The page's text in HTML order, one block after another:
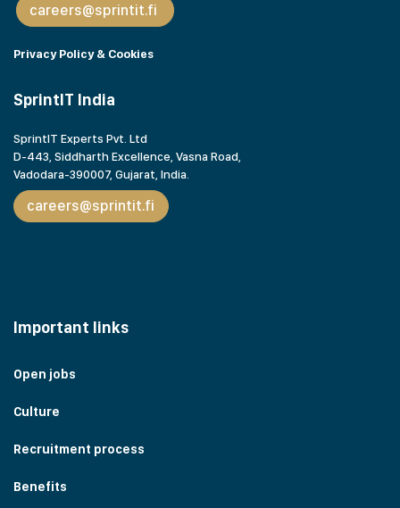
careers@sprintit.fi
Privacy Policy & Cookies
SprintIT India
SprintIT Experts Pvt. Ltd
D-443, Siddharth Excellence, Vasna Road,
Vadodara-390007, Gujarat, India.
careers@sprintit.fi
Important links
Open jobs
Culture
Recruitment process
Benefits